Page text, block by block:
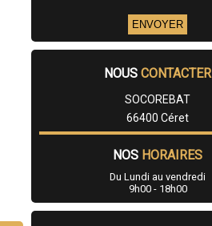
NOUS CONTACTER
SOCOREBAT
66400 Céret
NOS HORAIRES
Du Lundi au vendredi
9h00 - 18h00